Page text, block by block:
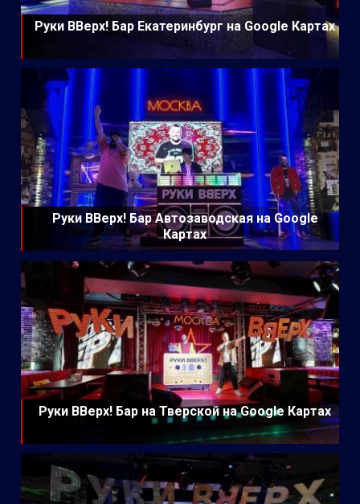
Руки ВВерх! Бар Екатеринбург на Google Картах
Руки ВВерх! Бар Автозаводская на Google
Картах
Руки ВВерх! Бар на Тверской на Google Картах